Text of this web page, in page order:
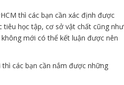
thì các bạn cần xác định được
tiêu học tập, cơ sở vật chất cũng như
mới có thể kết luận được nên
các bạn cần nắm được những